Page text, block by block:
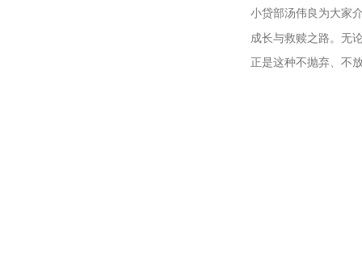
小贷部汤伟良为大家
成长与救赎之路。无
正是这种不抛弃、不